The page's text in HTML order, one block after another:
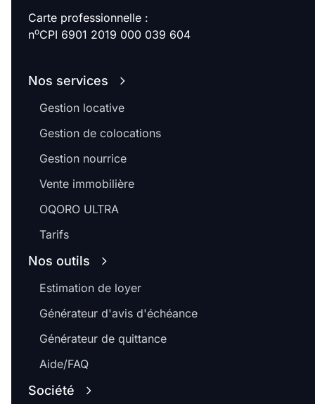
Carte professionnelle :
noCPI 6901 2019 000 039 604
Nos services
Gestion locative
Gestion de colocations
Gestion nourrice
Vente immobilière
OQORO ULTRA
Tarifs
Nos outils
Estimation de loyer
Générateur d'avis d'échéance
Générateur de quittance
Aide/FAQ
Société